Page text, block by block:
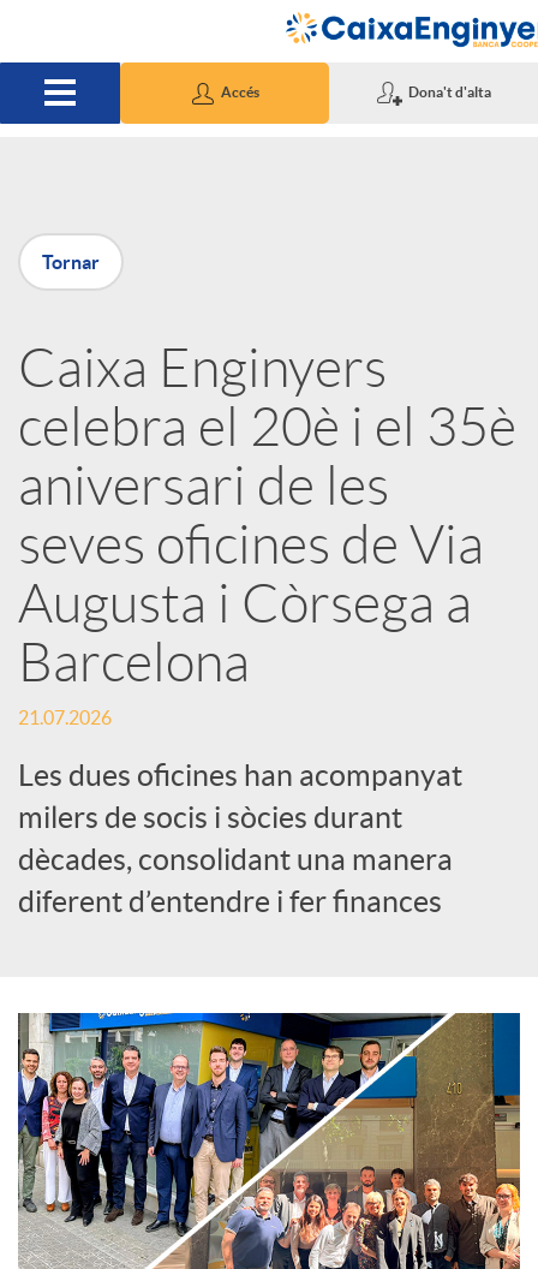
Accés Dona't d'alta
P
u
b
l
i
c
a
d
o
r
e
c
o
Tornar
Caixa Enginyers
celebra el 20è i el 35è
aniversari de les
seves oficines de Via
Augusta i Còrsega a
Barcelona
21.07.2026
Les dues oficines han acompanyat
milers de socis i sòcies durant
dècades, consolidant una manera
diferent d’entendre i fer finances